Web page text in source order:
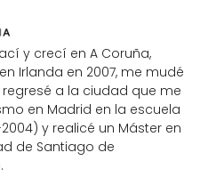
y crecí en A Coruña,
Irlanda en 2007, me mudé
regresé a la ciudad que me
en Madrid en la escuela
y realicé un Máster en
de Santiago de